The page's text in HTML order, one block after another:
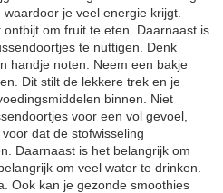
je veel energie krijgt.
om fruit te eten. Daarnaast is
te nuttigen. Denk
handje noten. Neem een bakje
Dit stilt de lekkere trek en je
binnen. Niet
voor een vol gevoel,
dat de stofwisseling
Daarnaast is het belangrijk om
om veel water te drinken.
Ook kan je gezonde smoothies